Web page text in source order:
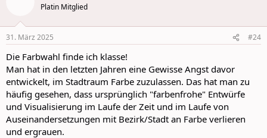
s
Platin Mitglied
31. März 2025 #24
Die Farbwahl finde ich klasse!
Man hat in den letzten Jahren eine Gewisse Angst davor
entwickelt, im Stadtraum Farbe zuzulassen. Das hat man zu
häufig gesehen, dass ursprünglich "farbenfrohe" Entwürfe
und Visualisierung im Laufe der Zeit und im Laufe von
Auseinandersetzungen mit Bezirk/Stadt an Farbe verlieren
und ergrauen.